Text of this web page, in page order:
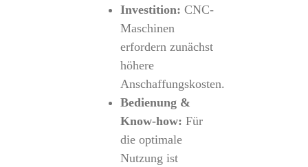
Investition: CNC-
Maschinen
erfordern zunächst
höhere
Anschaffungskosten.
Bedienung &
Know-how: Für
die optimale
Nutzung ist